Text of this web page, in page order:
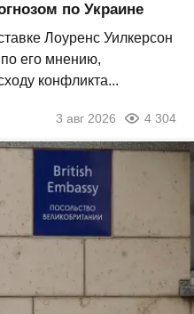
по Украине
Лоуренс Уилкерсон
его мнению,
конфликта...
3 авг 2026 4 304